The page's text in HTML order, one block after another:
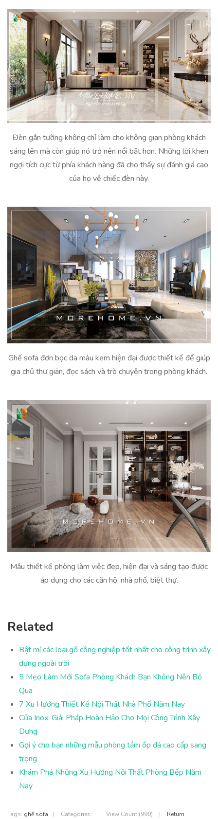
Đèn gắn tường không chỉ làm cho không gian phòng khách
sáng lên mà còn giúp nó trở nên nổi bật hơn. Những lời khen
ngợi tích cực từ phía khách hàng đã cho thấy sự đánh giá cao
của họ về chiếc đèn này.
Ghế sofa đơn bọc da màu kem hiện đại được thiết kế để giúp
gia chủ thư giãn, đọc sách và trò chuyện trong phòng khách.
Mẫu thiết kế phòng làm việc đẹp, hiện đại và sáng tạo được
áp dụng cho các căn hộ, nhà phố, biệt thự.
Related
Bật mí các loại gỗ công nghiệp tốt nhất cho công trình xây
dựng ngoài trời
5 Mẹo Làm Mới Sofa Phòng Khách Bạn Không Nên Bỏ
Qua
7 Xu Hướng Thiết Kế Nội Thất Nhà Phố Năm Nay
Cửa Inox: Giải Pháp Hoàn Hảo Cho Mọi Công Trình Xây
Dựng
Gợi ý cho bạn những mẫu phòng tắm ốp đá cao cấp sang
trọng
Khám Phá Những Xu Hướng Nội Thất Phòng Bếp Năm
Nay
Tags: ghế sofa | Categories: | View Count (990) | Return